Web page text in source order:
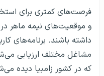
فرصت‌های کمتری برای
و موقعیت‌های نیمه ماهر
داشته باشند. برنامه‌های
مشاغل مختلف ارزیابی
که در کشور زامبیا دیده